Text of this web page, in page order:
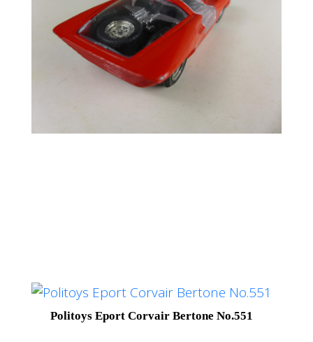
Politoys Eport Corvair Bertone No.551